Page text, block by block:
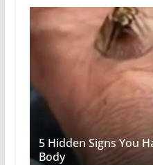
5 Hidden Signs You
Body